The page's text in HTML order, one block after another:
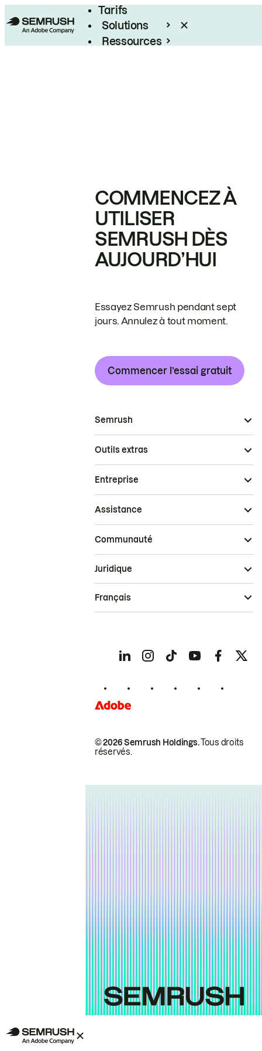
Tarifs
Solutions
Ressources
COMMENCEZ À
UTILISER
SEMRUSH DÈS
AUJOURD’HUI
Essayez Semrush pendant sept
jours. Annulez à tout moment.
Commencer l’essai gratuit
Semrush
Outils extras
Entreprise
Assistance
Communauté
© 2026 Semrush Holdings.Tous droits
réservés.
Juridique
Français